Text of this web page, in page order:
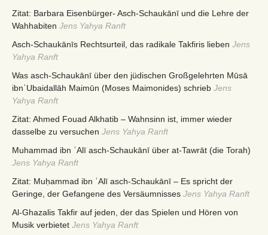
Zitat: Barbara Eisenbürger- Asch-Schaukānī und die Lehre der
Wahhabiten Jens Yahya Ranft
Asch-Schaukānīs Rechtsurteil, das radikale Takfiris lieben Jens
Yahya Ranft
Was asch-Schaukānī über den jüdischen Großgelehrten Mūsā
ibnʿUbaidallāh Maimūn (Moses Maimonides) schrieb Jens
Yahya Ranft
Zitat: Ahmed Fouad Alkhatib – Wahnsinn ist, immer wieder
dasselbe zu versuchen Jens Yahya Ranft
Muhammad ibn ʿAlī asch-Schaukānī über at-Tawrāt (die Torah)
Jens Yahya Ranft
Zitat: Muḥammad ibn ʿAlī asch-Schaukānī – Es spricht der
Geringe, der Gefangene des Versäumnisses Jens Yahya Ranft
Al-Ghazalis Takfir auf jeden, der das Spielen und Hören von
Musik verbietet Jens Yahya Ranft